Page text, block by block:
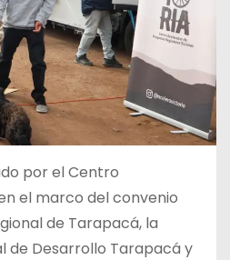
por el Centro
el marco del convenio
de Tarapacá, la
de Desarrollo Tarapacá y